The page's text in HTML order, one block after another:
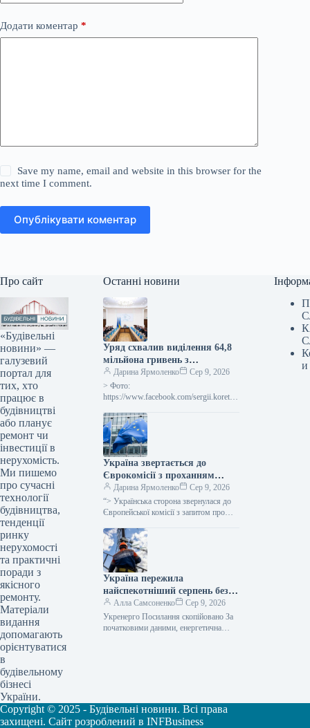
Додати коментар *
Save my name, email and website in this browser for the
next time I comment.
Опублікувати коментар
Про сайт
«Будівельні
новини» —
галузевий
портал для
тих, хто
працює в
будівництві
або планує
ремонт чи
інвестиції в
нерухомість.
Ми пишемо
про сучасні
технології
будівництва,
тенденції
ринку
нерухомості
та практичні
поради з
якісного
ремонту.
Матеріали
видання
допомагають
орієнтуватися
в
будівельному
бізнесі
України.
Останні новини
Уряд схвалив виділення 64,8
мільйона гривень з
державного бюджету для
відновлювальних робіт та
подолання наслідків війни.
Дарина Ярмоленко
Сер 9, 2026
> Фото:
https://www.facebook.com/sergii.koretsk
виділення коштів, запланованих у
державному бюджеті на 2026 рік для
фінансування регіональної політики,
з…
Україна звертається до
Єврокомісії з проханням
надати 220 мільйонів євро для
допомоги
сільськогосподарським
заблоковані порти.
Дарина Ярмоленко
Сер 9, 2026
“> Українська сторона звернулася до
Європейської комісії з запитом про
безповоротної фінансової допомоги.
Ця…
Україна пережила
найспекотніший серпень без
відключень електроенергії –
заявив Шмигаль.
Алла Самсоненко
Сер 9, 2026
Укренерго Посилання скопійовано За
початковими даними, енергетична
и
Copyright © 2025 - Будівельні новини. Всі права
захищені. Сайт розроблений в INFBusiness